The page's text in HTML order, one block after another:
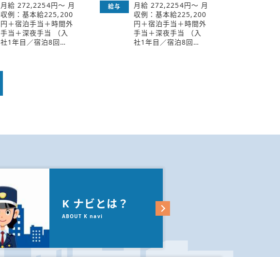
月給 272,2254円～ 月
収例：基本給225,200
円＋宿泊手当＋時間外
手当＋深夜手当 （入
社1年目／宿泊8回…
給与
月給 272,2254円～ 月
収例：基本給225,200
円＋宿泊手当＋時間外
手当＋深夜手当 （入
社1年目／宿泊8回…
K ナビとは？
ABOUT K navi